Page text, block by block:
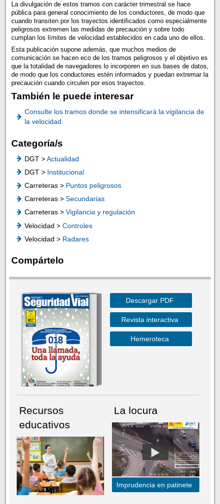
La divulgación de estos tramos con carácter trimestral se hace
pública para general conocimiento de los conductores, de modo que
cuando transiten por los trayectos identificados como especialmente
peligrosos extremen las medidas de precaución y sobre todo
cumplan los límites de velocidad establecidos en cada uno de ellos.
Esta publicación supone además, que muchos medios de
comunicación se hacen eco de los tramos peligrosos y el objetivo es
que la totalidad de navegadores lo incorporen en sus bases de datos,
de modo que los conductores estén informados y puedan extremar la
precaución cuando circulen por esos trayectos.
También le puede interesar
Consulte los tramos donde se intensificará la vigilancia de
la velocidad
Categoría/s
DGT >Actualidad
DGT > Institucional
Carreteras > Puntos peligrosos
Carreteras > Secundarias
Carreteras > Vigilancia y regulación
Velocidad > Controles
Velocidad > Radares
Compártelo
Descargar PDF
Revista interactiva
Hemeroteca
Recursos
educativos
La locura
Imprudencia en patinete